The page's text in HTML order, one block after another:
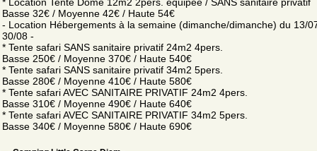
Basse 32€ / Moyenne 42€ / Haute 54€
- Location Hébergements à la semaine (dimanche/dimanche) du 13/
30/08 -
* Tente safari SANS sanitaire privatif 24m2 4pers.
Basse 250€ / Moyenne 370€ / Haute 540€
* Tente safari SANS sanitaire privatif 34m2 5pers.
Basse 280€ / Moyenne 410€ / Haute 580€
* Tente safari AVEC SANITAIRE PRIVATIF 24m2 4pers.
Basse 310€ / Moyenne 490€ / Haute 640€
* Tente safari AVEC SANITAIRE PRIVATIF 34m2 5pers.
Basse 340€ / Moyenne 580€ / Haute 690€